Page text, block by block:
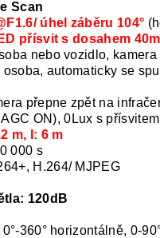
Scan
úhel záběru 104°
přísvit s dosahem 40m
nebo vozidlo,
automaticky se
přepne zpět na
ON), 0Lux s přísvitem
m, I: 6 m
000 s
H.264/ MJPEG
120dB
360° horizontálně, 0-